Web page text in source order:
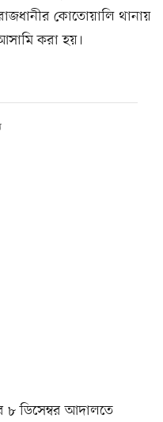
কোতোয়ালি থানায়
করা হয়।
৮ ডিসেম্বর আদালতে